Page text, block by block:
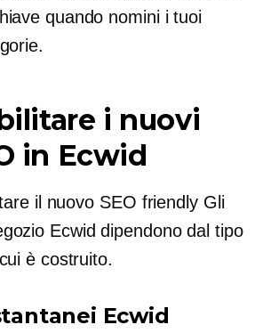
quando nomini i tuoi
i nuovi
in Ecwid
il nuovo SEO friendlyGli
Ecwid dipendono dal tipo
è costruito.
Ecwid